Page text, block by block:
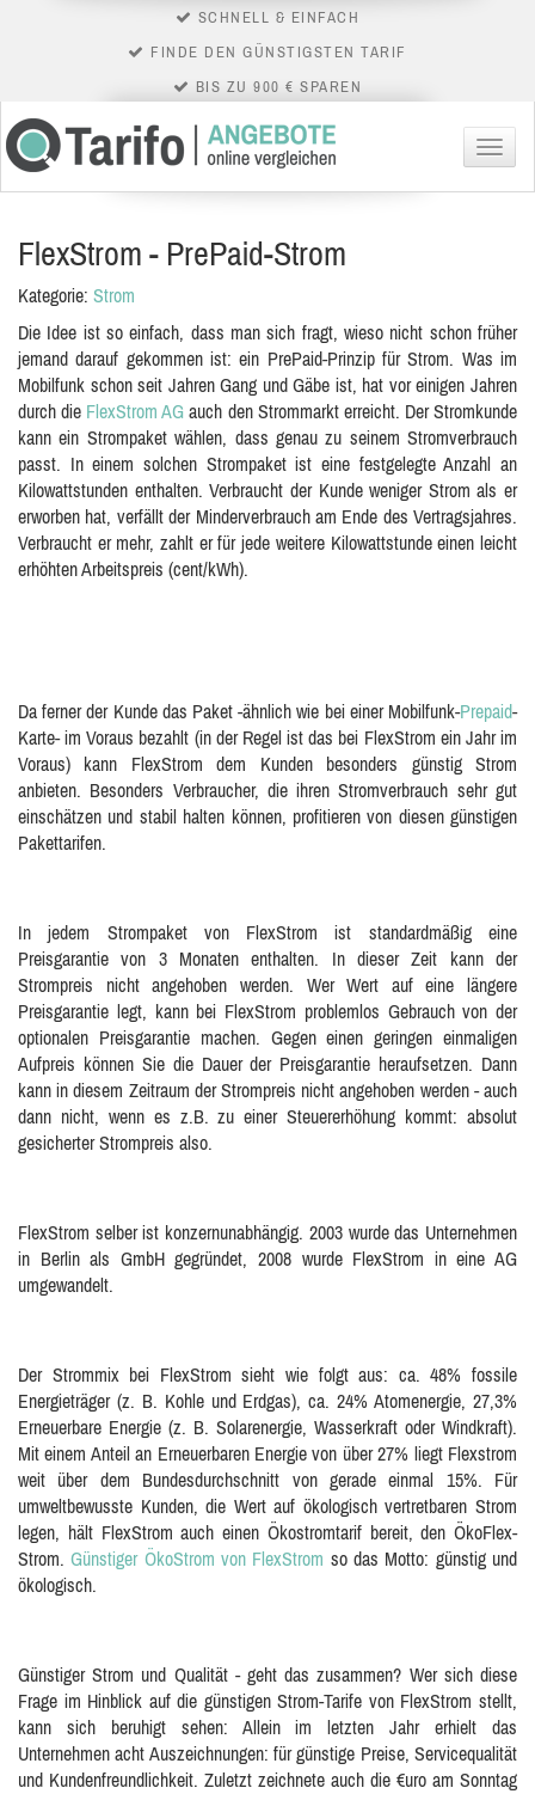
SCHNELL & EINFACH
FINDE DEN GÜNSTIGSTEN TARIF
BIS ZU 900 € SPAREN
Menü
FlexStrom - PrePaid-Strom
Kategorie: Strom
Die Idee ist so einfach, dass man sich fragt, wieso nicht schon früher
jemand darauf gekommen ist: ein PrePaid-Prinzip für Strom. Was im
Mobilfunk schon seit Jahren Gang und Gäbe ist, hat vor einigen Jahren
durch die FlexStrom AG auch den Strommarkt erreicht. Der Stromkunde
kann ein Strompaket wählen, dass genau zu seinem Stromverbrauch
passt. In einem solchen Strompaket ist eine festgelegte Anzahl an
Kilowattstunden enthalten. Verbraucht der Kunde weniger Strom als er
erworben hat, verfällt der Minderverbrauch am Ende des Vertragsjahres.
Verbraucht er mehr, zahlt er für jede weitere Kilowattstunde einen leicht
erhöhten Arbeitspreis (cent/kWh).
Da ferner der Kunde das Paket -ähnlich wie bei einer Mobilfunk-Prepaid-
Karte- im Voraus bezahlt (in der Regel ist das bei FlexStrom ein Jahr im
Voraus) kann FlexStrom dem Kunden besonders günstig Strom
anbieten. Besonders Verbraucher, die ihren Stromverbrauch sehr gut
einschätzen und stabil halten können, profitieren von diesen günstigen
Pakettarifen.
In jedem Strompaket von FlexStrom ist standardmäßig eine
Preisgarantie von 3 Monaten enthalten. In dieser Zeit kann der
Strompreis nicht angehoben werden. Wer Wert auf eine längere
Preisgarantie legt, kann bei FlexStrom problemlos Gebrauch von der
optionalen Preisgarantie machen. Gegen einen geringen einmaligen
Aufpreis können Sie die Dauer der Preisgarantie heraufsetzen. Dann
kann in diesem Zeitraum der Strompreis nicht angehoben werden - auch
dann nicht, wenn es z.B. zu einer Steuererhöhung kommt: absolut
gesicherter Strompreis also.
FlexStrom selber ist konzernunabhängig. 2003 wurde das Unternehmen
in Berlin als GmbH gegründet, 2008 wurde FlexStrom in eine AG
umgewandelt.
Der Strommix bei FlexStrom sieht wie folgt aus: ca. 48% fossile
Energieträger (z. B. Kohle und Erdgas), ca. 24% Atomenergie, 27,3%
Erneuerbare Energie (z. B. Solarenergie, Wasserkraft oder Windkraft).
Mit einem Anteil an Erneuerbaren Energie von über 27% liegt Flexstrom
weit über dem Bundesdurchschnitt von gerade einmal 15%. Für
umweltbewusste Kunden, die Wert auf ökologisch vertretbaren Strom
legen, hält FlexStrom auch einen Ökostromtarif bereit, den ÖkoFlex-
Strom.Günstiger ÖkoStrom von FlexStrom so das Motto: günstig und
ökologisch.
Günstiger Strom und Qualität - geht das zusammen? Wer sich diese
Frage im Hinblick auf die günstigen Strom-Tarife von FlexStrom stellt,
kann sich beruhigt sehen: Allein im letzten Jahr erhielt das
Unternehmen acht Auszeichnungen: für günstige Preise, Servicequalität
und Kundenfreundlichkeit. Zuletzt zeichnete auch die €uro am Sonntag